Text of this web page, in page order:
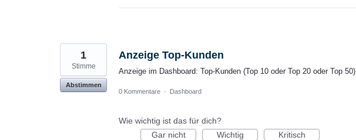
Anzeige Top-Kunden
Anzeige im Dashboard: Top-Kunden (Top 10 oder Top 20 oder Top 50).
1
Stimme
Abstimmen
0 Kommentare · Dashboard
Wie wichtig ist das für dich?
Gar nicht
Wichtig Kritisch